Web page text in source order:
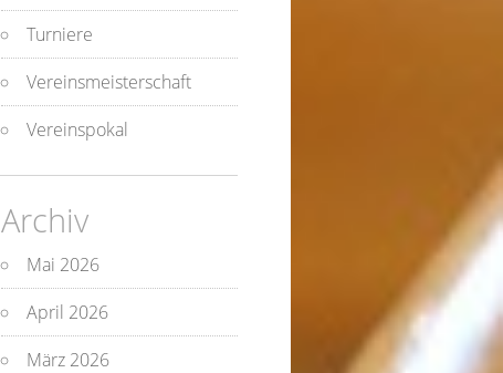
Turniere
Vereinsmeisterschaft
Vereinspokal
Archiv
Mai 2026
April 2026
März 2026